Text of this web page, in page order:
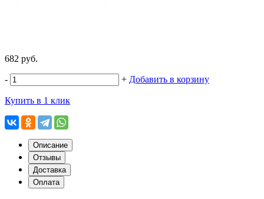
682 руб.
- + Добавить в корзину
Купить в 1 клик
Описание
Отзывы
Доставка
Оплата